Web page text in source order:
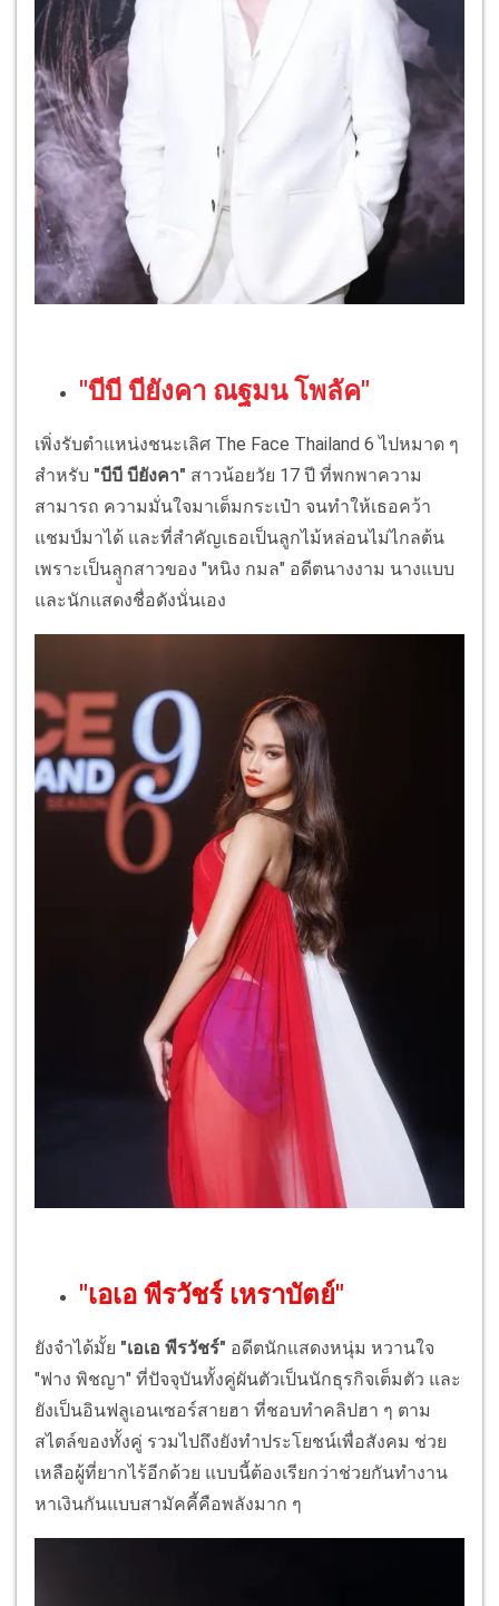
"บีบี บียังคา ณฐมน โพลัค"
เพิ่งรับตำแหน่งชนะเลิศ The Face Thailand 6 ไปหมาด ๆ
สำหรับ "บีบี บียังคา" สาวน้อยวัย 17 ปี ที่พกพาความ
สามารถ ความมั่นใจมาเต็มกระเป๋า จนทำให้เธอคว้า
แชมป์มาได้ และที่สำคัญเธอเป็นลูกไม้หล่อนไม่ไกลต้น
เพราะเป็นลุูกสาวของ "หนิง กมล" อดีตนางงาม นางแบบ
และนักแสดงชื่อดังนั่นเอง
"เอเอ พีรวัชร์ เหราบัตย์"
ยังจำได้มั้ย "เอเอ พีรวัชร์" อดีตนักแสดงหนุ่ม หวานใจ
"ฟาง พิชญา" ที่ปัจจุบันทั้งคู่ผันตัวเป็นนักธุรกิจเต็มตัว และ
ยังเป็นอินฟลูเอนเซอร์สายฮา ที่ชอบทำคลิปฮา ๆ ตาม
สไตล์ของทั้งคู่ รวมไปถึงยังทำประโยชน์เพื่อสังคม ช่วย
เหลือผู้ที่ยากไร้อีกด้วย แบบนี้ต้องเรียกว่าช่วยกันทำงาน
หาเงินกันแบบสามัคคี้คือพลังมาก ๆ